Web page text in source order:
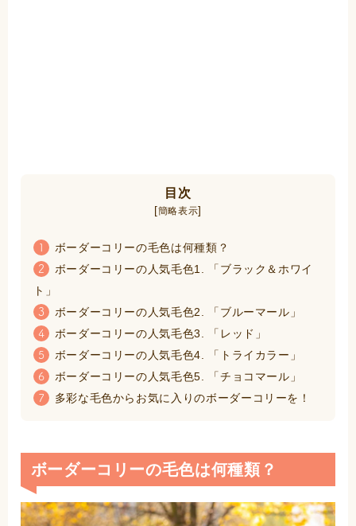
目次
[簡略表示]
1 ボーダーコリーの毛色は何種類？
2
ボーダーコリーの人気毛色1. 「ブラック＆ホワイ
ト」
3 ボーダーコリーの人気毛色2. 「ブルーマール」
4 ボーダーコリーの人気毛色3. 「レッド」
5 ボーダーコリーの人気毛色4. 「トライカラー」
6 ボーダーコリーの人気毛色5. 「チョコマール」
7 多彩な毛色からお気に入りのボーダーコリーを！
ボーダーコリーの毛色は何種類？